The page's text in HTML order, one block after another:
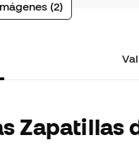
(2)
Zapatillas